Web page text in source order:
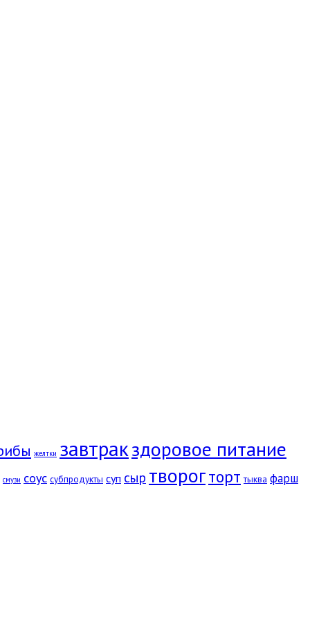
желтки завтракздоровое питание
смузи соус субпродукты суп сыр творогторт тыква фарш